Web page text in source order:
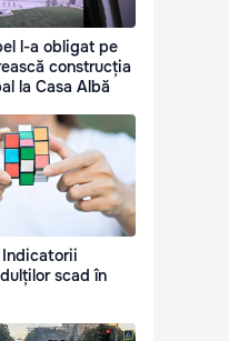
l-a obligat pe
construcția
la Casa Albă
scad în